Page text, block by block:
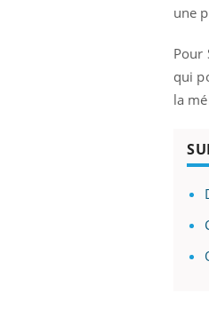
une
Pour
qui
la